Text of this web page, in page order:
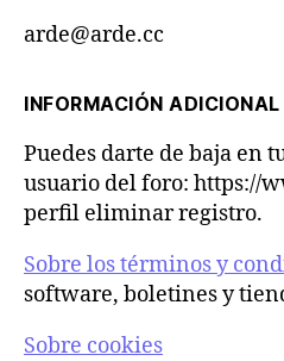
arde@arde.cc
INFORMACIÓN ADICIONAL
Puedes darte de baja en
usuario del foro: https://
perfil eliminar registro.
Sobre los términos y
software, boletines y
Sobre cookies